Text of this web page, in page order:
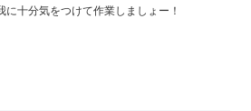
十分気をつけて作業しましょー！